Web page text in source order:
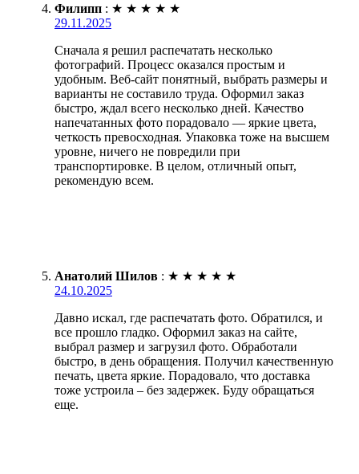
Филипп : ★ ★ ★ ★ ★
29.11.2025
Сначала я решил распечатать несколько
фотографий. Процесс оказался простым и
удобным. Веб-сайт понятный, выбрать размеры и
варианты не составило труда. Оформил заказ
быстро, ждал всего несколько дней. Качество
напечатанных фото порадовало — яркие цвета,
четкость превосходная. Упаковка тоже на высшем
уровне, ничего не повредили при
транспортировке. В целом, отличный опыт,
рекомендую всем.
Анатолий Шилов : ★ ★ ★ ★ ★
24.10.2025
Давно искал, где распечатать фото. Обратился, и
все прошло гладко. Оформил заказ на сайте,
выбрал размер и загрузил фото. Обработали
быстро, в день обращения. Получил качественную
печать, цвета яркие. Порадовало, что доставка
тоже устроила – без задержек. Буду обращаться
еще.